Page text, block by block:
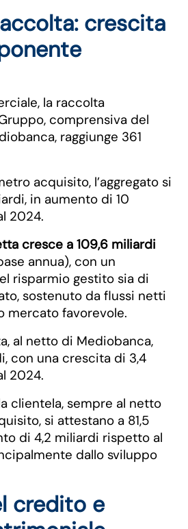
crescita
la raccolta
comprensiva del
raggiunge 361
acquisito, l’aggregato si
in aumento di 10
2024.
cresce a 109,6 miliardi
annua), con un
risparmio gestito sia di
sostenuto da flussi netti
mercato favorevole.
al netto di Mediobanca,
con una crescita di 3,4
2024.
clientela, sempre al netto
si attestano a 81,5
di 4,2 miliardi rispetto al
dallo sviluppo
credito e